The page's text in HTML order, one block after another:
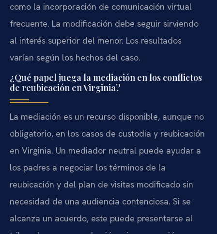
como la incorporación de comunicación virtual
frecuente. La modificación debe seguir sirviendo
al interés superior del menor. Los resultados
varían según los hechos del caso.
¿Qué papel juega la mediación en los conflictos
de reubicación en Virginia?
La mediación es un recurso disponible, aunque no
obligatorio, en los casos de custodia y reubicación
en Virginia. Un mediador neutral puede ayudar a
los padres a negociar los términos de la
reubicación y del plan de visitas modificado sin
necesidad de una audiencia contenciosa. Si se
alcanza un acuerdo, este puede presentarse al